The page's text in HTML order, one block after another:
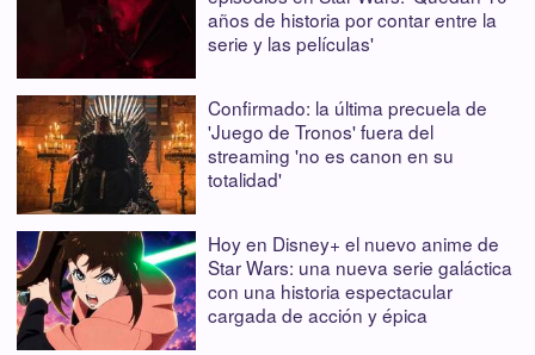
años de historia por contar entre la
serie y las películas'
Confirmado: la última precuela de
'Juego de Tronos' fuera del
streaming 'no es canon en su
totalidad'
Hoy en Disney+ el nuevo anime de
Star Wars: una nueva serie galáctica
con una historia espectacular
cargada de acción y épica